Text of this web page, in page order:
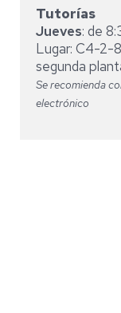
Tutorías
Jueves: de
Lugar: C4-2-
segunda
Se recomienda
electrónico